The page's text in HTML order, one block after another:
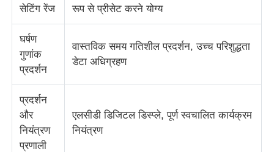
जूते परीक्षण उपकरण
निर्माण सामग्री परीक्षण उपकरण
पैकेजिंग परीक्षण उपकरण
चिपकने वाला परीक्षण उपकरण
सेटिंग रेंज
रूप से प्रीसेट करने योग्य
घर्षण
गुणांक
प्रदर्शन
वास्तविक समय गतिशील प्रदर्शन, उच्च परिशुद्धता
डेटा अधिग्रहण
प्रदर्शन
और
नियंत्रण
प्रणाली
एलसीडी डिजिटल डिस्प्ले, पूर्ण स्वचालित कार्यक्रम
नियंत्रण